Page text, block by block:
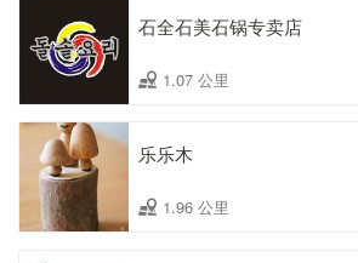
石全石美石锅专卖店
1.07 公里
乐乐木
1.96 公里